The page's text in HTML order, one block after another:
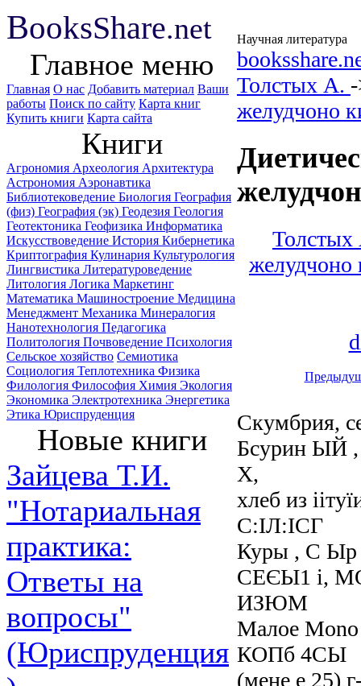
BooksShare.net Научная литература
Главное меню
Главная О нас Добавить материал Ваши
работы Поиск по сайту Карта книг
Купить книги Карта сайта
Книги
Агрономия Археология Архитектура
Астрономия Аэронавтика
Библиотековедение Биология География
(физ) География (эк) Геодезия Геология
Геотектоника Геофизика Информатика
Искусствоведение История Кибернетика
Криптография Кулинария Культурология
Лингвистика Литературоведение
Литология Логика Маркетинг
Математика Машиностроение Медицина
Менеджмент Механика Минералогия
Нанотехнология Педагогика
Политология Почвоведение Психология
Сельское хозяйство Семиотика
Социология Теплотехника Физика
Филология Философия Химия Экология
Экономика Электротехника Энергетика
Этика Юриспруденция
Новые книги
Зайцева Т.И.
"Нотариальная
практика:
Ответы на
вопросы"
(Юриспруденция
Толстых А.
желудчоно
Толстых
желудчоно
Скумбрия,
Бсурин ЫЙ
X,
хлеб из
С:ІЛ:ІСГ
Куры , С Ыр
СЕЄЫ1 і,
ИЗЮМ
Малое
КОПб 4СЫ
(мене е 25)